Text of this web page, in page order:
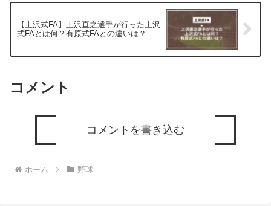
【上沢式FA】上沢直之選手が行った上沢
式FAとは何？有原式FAとの違いは？
コメント
コメントを書き込む
ホーム 野球